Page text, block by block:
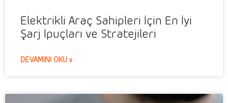
Elektrikli Araç Sahipleri İçin En İyi
Şarj İpuçları ve Stratejileri
DEVAMINI OKU »